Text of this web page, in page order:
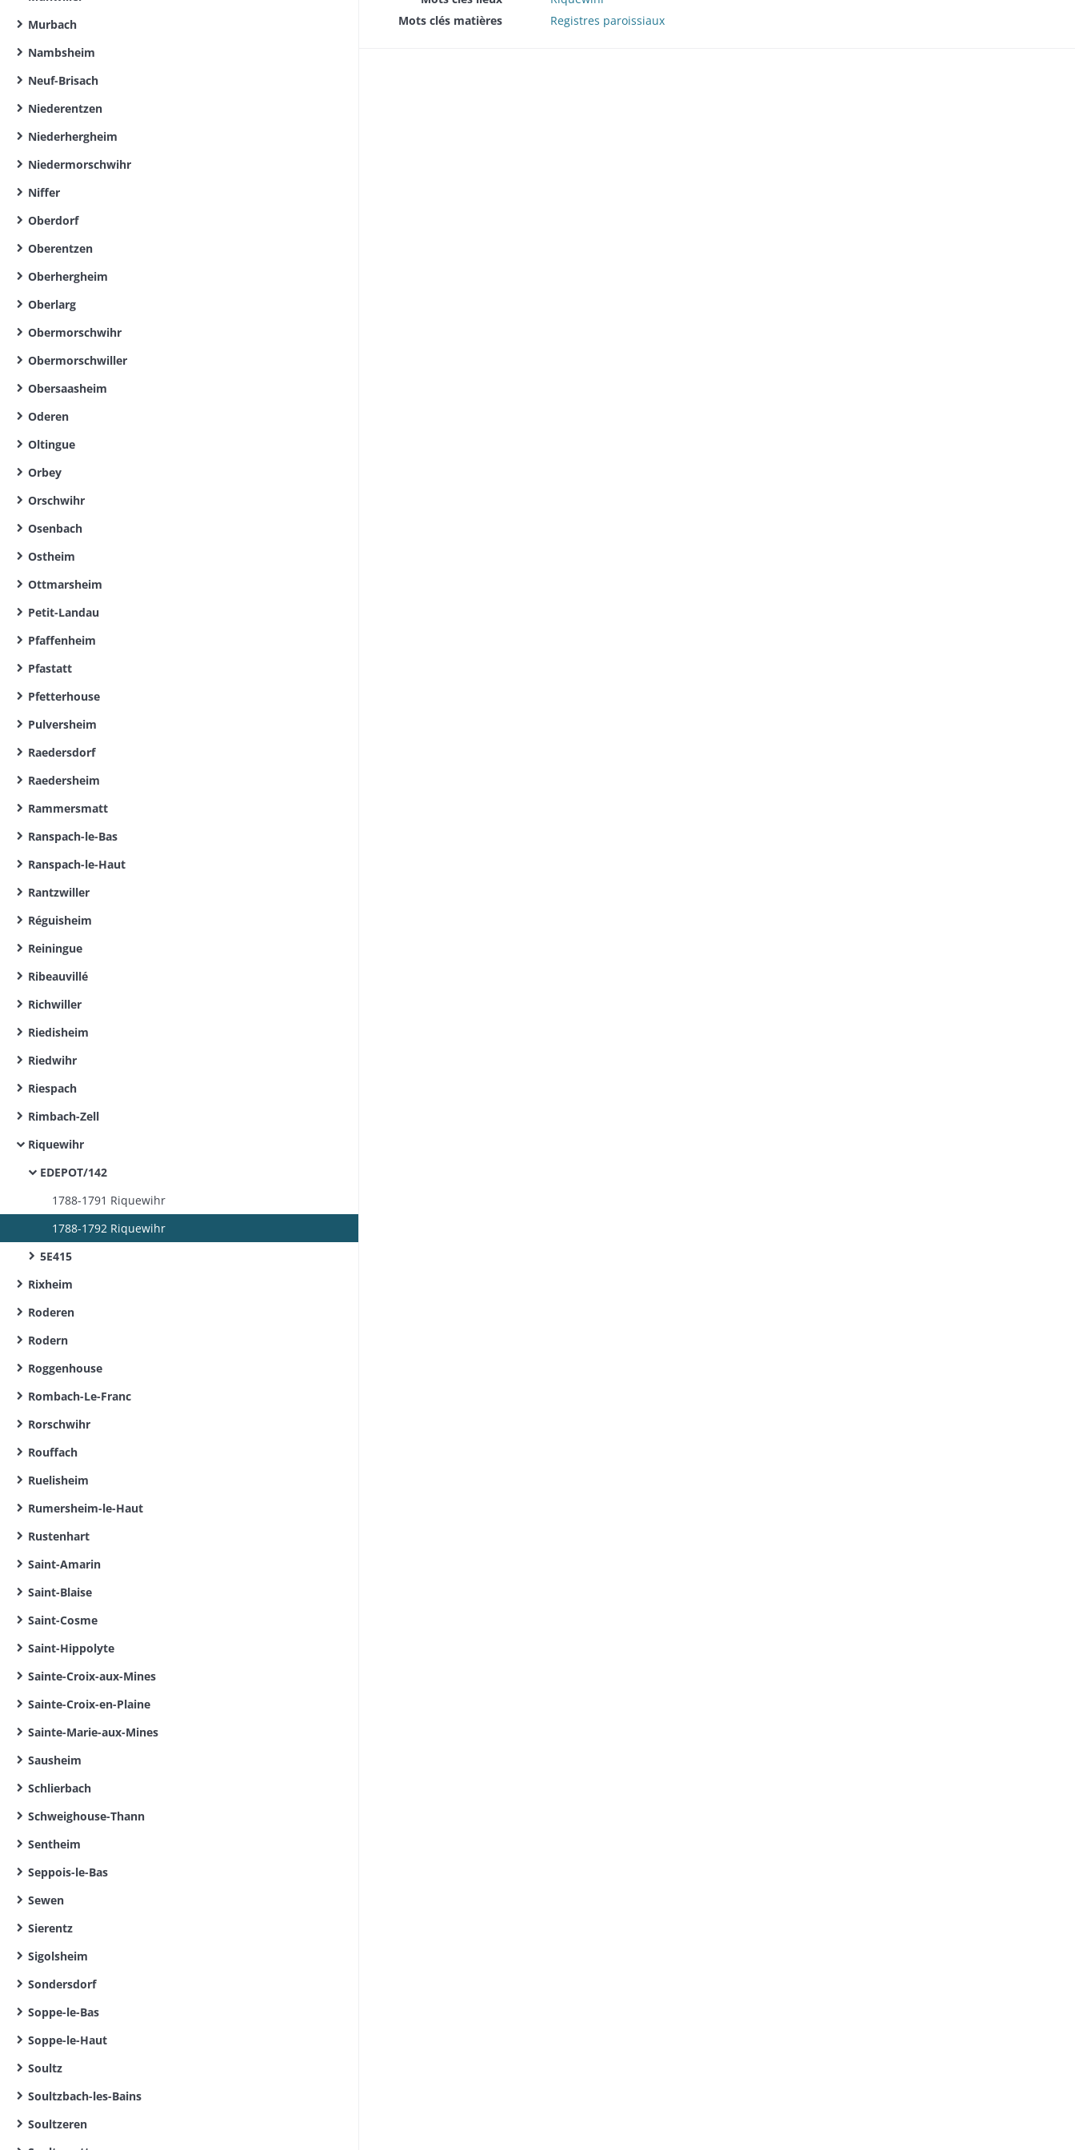
Murbach
Nambsheim
Neuf-Brisach
Niederentzen
Niederhergheim
Niedermorschwihr
Niffer
Oberdorf
Oberentzen
Oberhergheim
Oberlarg
Obermorschwihr
Obermorschwiller
Obersaasheim
Oderen
Oltingue
Orbey
Orschwihr
Osenbach
Ostheim
Ottmarsheim
Petit-Landau
Pfaffenheim
Pfastatt
Pfetterhouse
Pulversheim
Raedersdorf
Raedersheim
Rammersmatt
Ranspach-le-Bas
Ranspach-le-Haut
Rantzwiller
Réguisheim
Reiningue
Ribeauvillé
Richwiller
Riedisheim
Riedwihr
Riespach
Rimbach-Zell
Riquewihr
EDEPOT/142
1788-1791 Riquewihr
1788-1792 Riquewihr
5E415
Rixheim
Roderen
Rodern
Roggenhouse
Rombach-Le-Franc
Rorschwihr
Rouffach
Ruelisheim
Rumersheim-le-Haut
Rustenhart
Saint-Amarin
Saint-Blaise
Saint-Cosme
Saint-Hippolyte
Sainte-Croix-aux-Mines
Sainte-Croix-en-Plaine
Sainte-Marie-aux-Mines
Sausheim
Schlierbach
Schweighouse-Thann
Sentheim
Seppois-le-Bas
Sewen
Sierentz
Sigolsheim
Sondersdorf
Soppe-le-Bas
Soppe-le-Haut
Soultz
Soultzbach-les-Bains
Soultzeren
Mots clés matières
Registres paroissiaux